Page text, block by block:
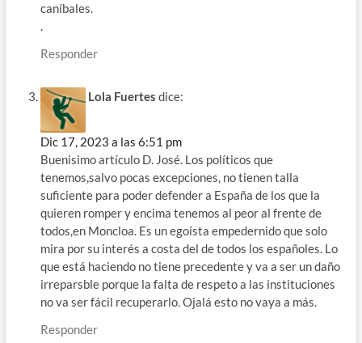
caníbales.
.
Responder
Lola Fuertes dice:
Dic 17, 2023 a las 6:51 pm
Buenisimo artículo D. José. Los políticos que
tenemos,salvo pocas excepciones, no tienen talla
suficiente para poder defender a España de los que la
quieren romper y encima tenemos al peor al frente de
todos,en Moncloa. Es un egoísta empedernido que solo
mira por su interés a costa del de todos los españoles. Lo
que está haciendo no tiene precedente y va a ser un daño
irreparsble porque la falta de respeto a las instituciones
no va ser fácil recuperarlo. Ojalá esto no vaya a más.
Responder